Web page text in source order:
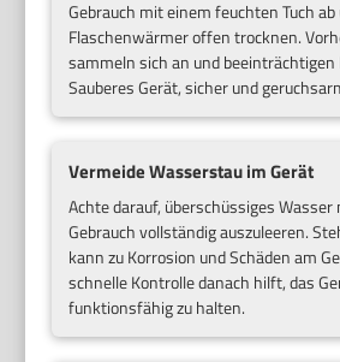
Gebrauch mit einem feuchten Tuch
Flaschenwärmer offen trocknen.
sammeln sich an und beeinträchtigen
Sauberes Gerät, sicher und
Vermeide Wasserstau im Gerät
Achte darauf, überschüssiges Wasser
Gebrauch vollständig auszuleeren.
kann zu Korrosion und Schäden am
schnelle Kontrolle danach hilft, das
funktionsfähig zu halten.